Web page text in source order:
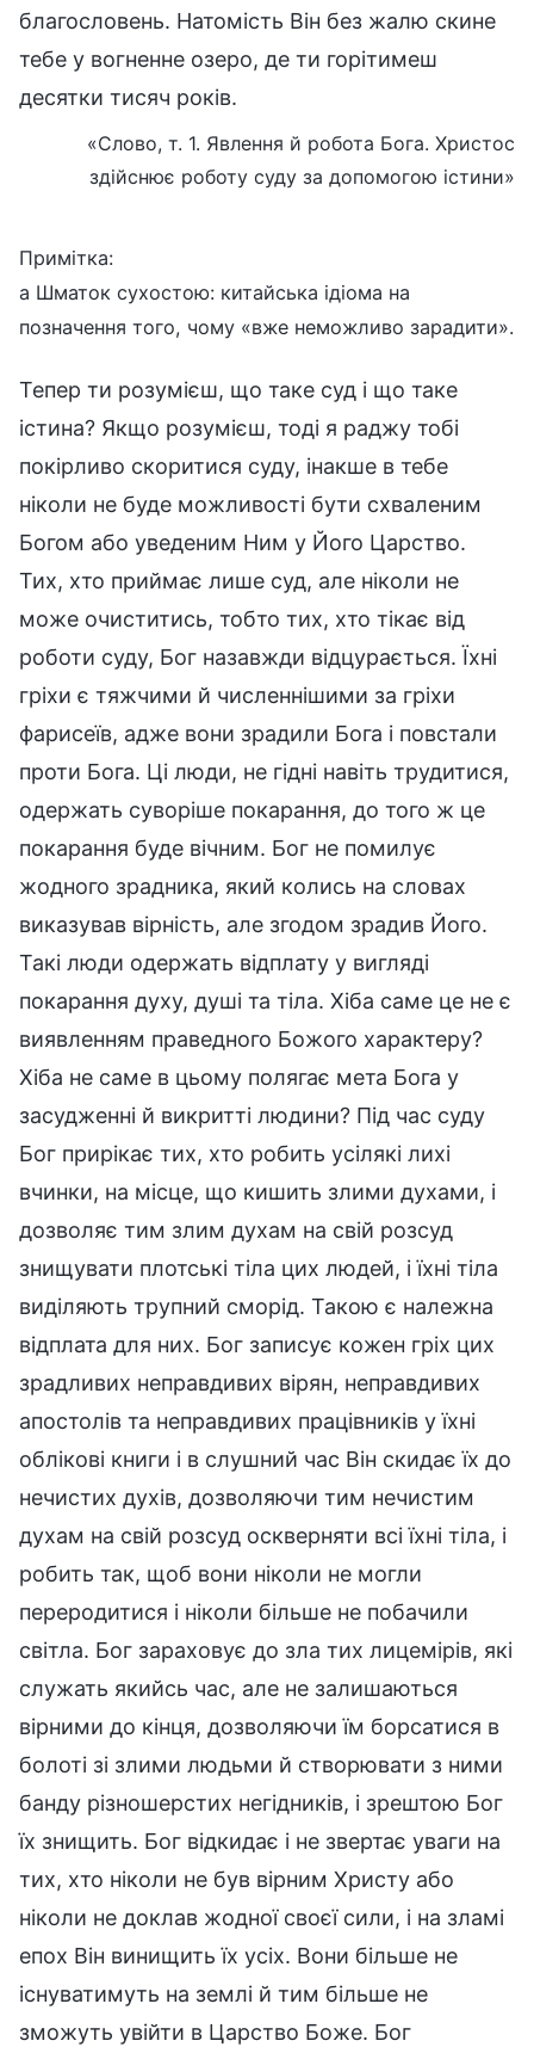
благословень. Натомість Він без жалю скине
тебе у вогненне озеро, де ти горітимеш
десятки тисяч років.
«Слово, т. 1. Явлення й робота Бога. Христос
здійснює роботу суду за допомогою істини»
Примітка:
a Шматок сухостою: китайська ідіома на
позначення того, чому «вже неможливо зарадити».
Тепер ти розумієш, що таке суд і що таке
істина? Якщо розумієш, тоді я раджу тобі
покірливо скоритися суду, інакше в тебе
ніколи не буде можливості бути схваленим
Богом або уведеним Ним у Його Царство.
Тих, хто приймає лише суд, але ніколи не
може очиститись, тобто тих, хто тікає від
роботи суду, Бог назавжди відцурається. Їхні
гріхи є тяжчими й численнішими за гріхи
фарисеїв, адже вони зрадили Бога і повстали
проти Бога. Ці люди, не гідні навіть трудитися,
одержать суворіше покарання, до того ж це
покарання буде вічним. Бог не помилує
жодного зрадника, який колись на словах
виказував вірність, але згодом зрадив Його.
Такі люди одержать відплату у вигляді
покарання духу, душі та тіла. Хіба саме це не є
виявленням праведного Божого характеру?
Хіба не саме в цьому полягає мета Бога у
засудженні й викритті людини? Під час суду
Бог прирікає тих, хто робить усілякі лихі
вчинки, на місце, що кишить злими духами, і
дозволяє тим злим духам на свій розсуд
знищувати плотські тіла цих людей, і їхні тіла
виділяють трупний сморід. Такою є належна
відплата для них. Бог записує кожен гріх цих
зрадливих неправдивих вірян, неправдивих
апостолів та неправдивих працівників у їхні
облікові книги і в слушний час Він скидає їх до
нечистих духів, дозволяючи тим нечистим
духам на свій розсуд оскверняти всі їхні тіла, і
робить так, щоб вони ніколи не могли
переродитися і ніколи більше не побачили
світла. Бог зараховує до зла тих лицемірів, які
служать якийсь час, але не залишаються
вірними до кінця, дозволяючи їм борсатися в
болоті зі злими людьми й створювати з ними
банду різношерстих негідників, і зрештою Бог
їх знищить. Бог відкидає і не звертає уваги на
тих, хто ніколи не був вірним Христу або
ніколи не доклав жодної своєї сили, і на зламі
епох Він винищить їх усіх. Вони більше не
існуватимуть на землі й тим більше не
зможуть увійти в Царство Боже. Бог